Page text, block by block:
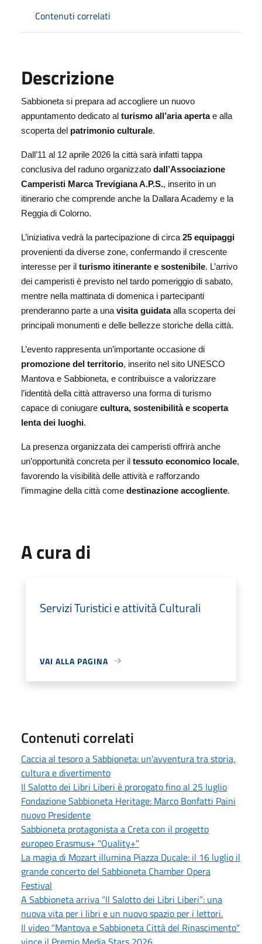
Contenuti correlati
Descrizione
Sabbioneta si prepara ad accogliere un nuovo
appuntamento dedicato al turismo all’aria apertae alla
scoperta del patrimonio culturale.
Dall’11 al 12 aprile 2026 la città sarà infatti tappa
conclusiva del raduno organizzato dall’Associazione
Camperisti Marca Trevigiana A.P.S., inserito in un
itinerario che comprende anche la Dallara Academy e la
Reggia di Colorno.
L’iniziativa vedrà la partecipazione di circa 25 equipaggi
provenienti da diverse zone, confermando il crescente
interesse per il turismo itinerante e sostenibile. L’arrivo
dei camperisti è previsto nel tardo pomeriggio di sabato,
mentre nella mattinata di domenica i partecipanti
prenderanno parte a una visita guidataalla scoperta dei
principali monumenti e delle bellezze storiche della città.
L’evento rappresenta un’importante occasione di
promozione del territorio, inserito nel sito UNESCO
Mantova e Sabbioneta, e contribuisce a valorizzare
l’identità della città attraverso una forma di turismo
capace di coniugare cultura, sostenibilità e scoperta
lenta dei luoghi.
La presenza organizzata dei camperisti offrirà anche
un’opportunità concreta per il tessuto economico locale,
favorendo la visibilità delle attività e rafforzando
l’immagine della città come destinazione accogliente.
A cura di
Servizi Turistici e attività Culturali
VAI ALLA PAGINA
Contenuti correlati
Caccia al tesoro a Sabbioneta: un'avventura tra storia,
cultura e divertimento
Il Salotto dei Libri Liberi è prorogato fino al 25 luglio
Fondazione Sabbioneta Heritage: Marco Bonfatti Paini
nuovo Presidente
Sabbioneta protagonista a Creta con il progetto
europeo Erasmus+ "Quality+"
La magia di Mozart illumina Piazza Ducale: il 16 luglio il
grande concerto del Sabbioneta Chamber Opera
Festival
A Sabbioneta arriva “Il Salotto dei Libri Liberi”: una
nuova vita per i libri e un nuovo spazio per i lettori.
Il video "Mantova e Sabbioneta Città del Rinascimento"